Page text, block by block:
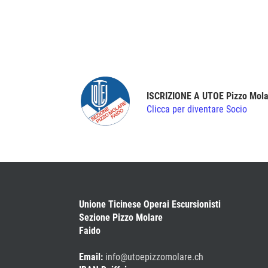
ISCRIZIONE A UTOE Pizzo
Clicca per diventare Socio
Unione Ticinese Operai Escursionisti
Sezione Pizzo Molare
Faido
Email: info@utoepizzomolare.ch